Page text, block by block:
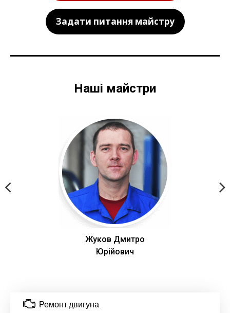
Задати питання майстру
Наші майстри
Жуков Дмитро
Юрійович
Ремонт двигуна